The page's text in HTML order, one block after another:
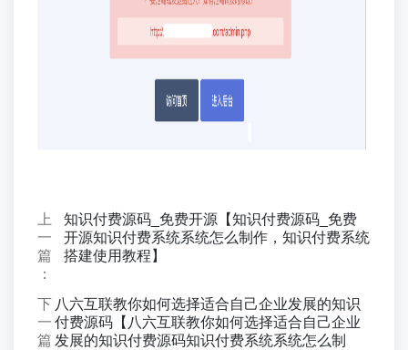
上
一
篇
：
知识付费源码_免费开源【知识付费源码_免费
开源知识付费系统系统怎么制作，知识付费系统
搭建使用教程】
下
一
篇
八六互联教你如何选择适合自己企业发展的知识
付费源码【八六互联教你如何选择适合自己企业
发展的知识付费源码知识付费系统系统怎么制